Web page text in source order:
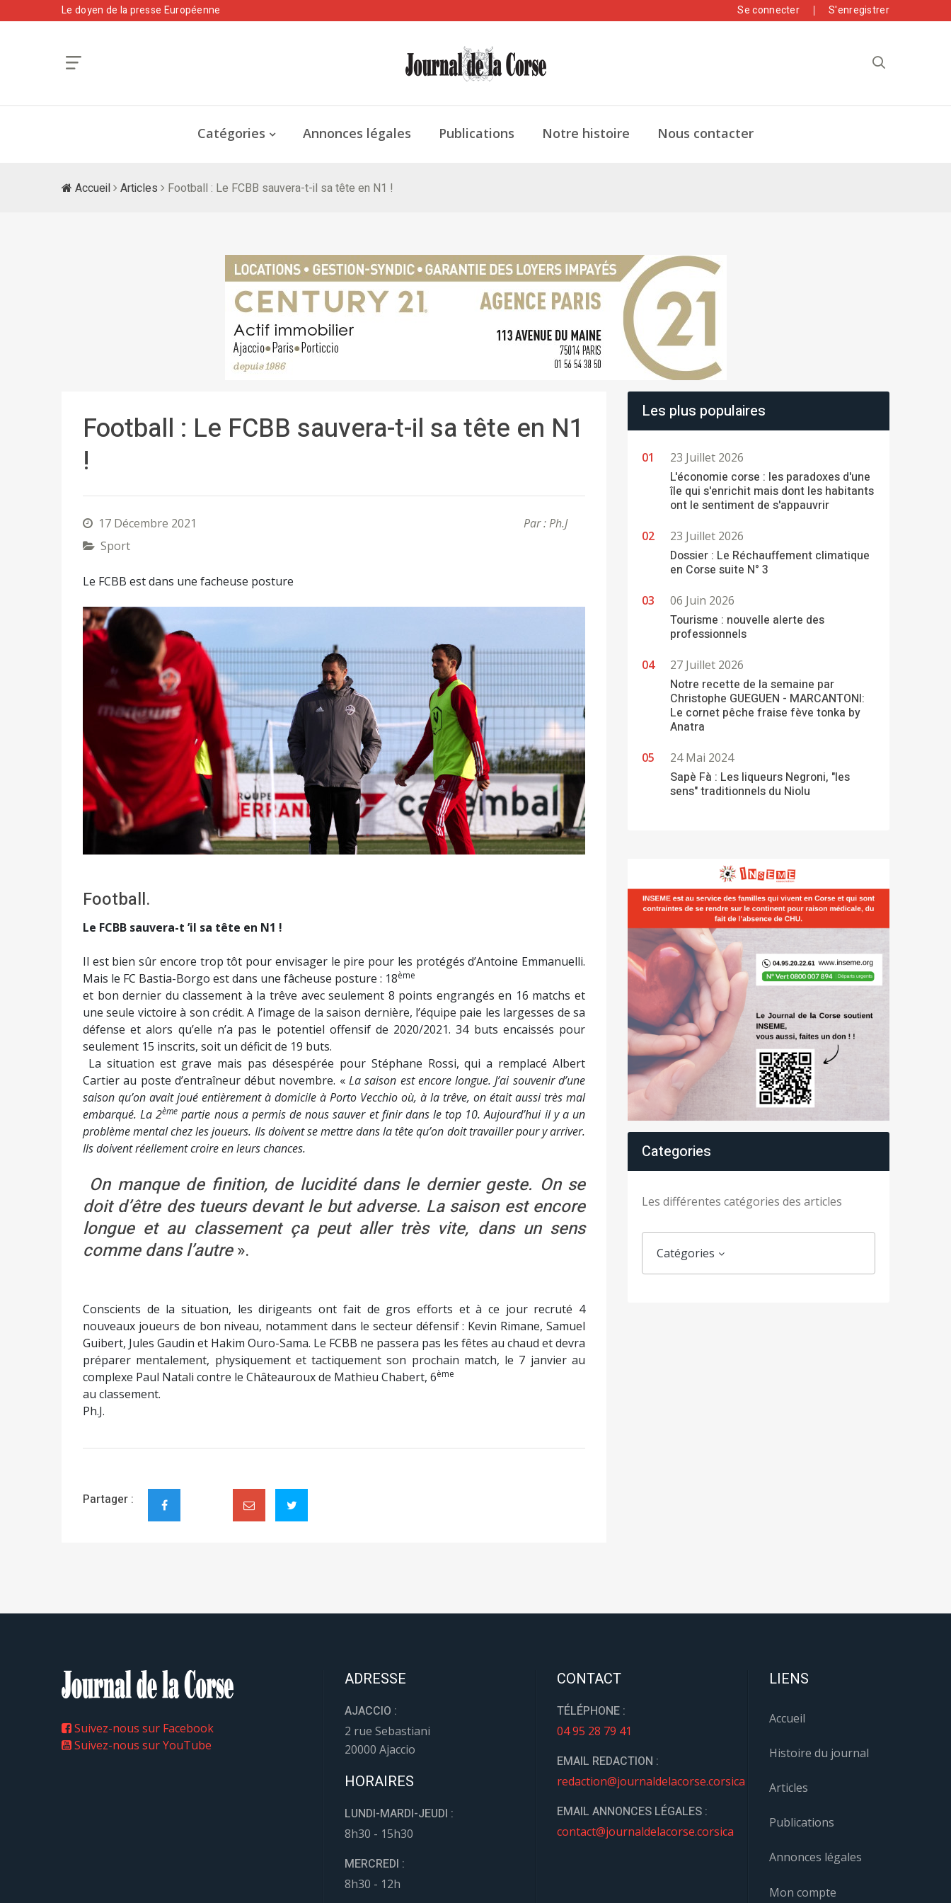
Le doyen de la presse Européenne Se connecter S'enregistrer
Catégories Annonces légales Publications Notre histoire Nous contacter
Accueil Articles Football : Le FCBB sauvera-t-il sa tête en N1 !
Football : Le FCBB sauvera-t-il sa tête en N1
!
17 Décembre 2021
Par : Ph.J
Sport
Le FCBB est dans une facheuse posture
Football.
Le FCBB sauvera-t ’il sa tête en N1 !
Il est bien sûr encore trop tôt pour envisager le pire pour les protégés d’Antoine Emmanuelli.
Mais le FC Bastia-Borgo est dans une fâcheuse posture : 18ème
et bon dernier du classement à la trêve avec seulement 8 points engrangés en 16 matchs et
une seule victoire à son crédit. A l’image de la saison dernière, l’équipe paie les largesses de sa
défense et alors qu’elle n’a pas le potentiel offensif de 2020/2021. 34 buts encaissés pour
seulement 15 inscrits, soit un déficit de 19 buts.
La situation est grave mais pas désespérée pour Stéphane Rossi, qui a remplacé Albert
Cartier au poste d’entraîneur début novembre. « La saison est encore longue. J’ai souvenir d’une
saison qu’on avait joué entièrement à domicile à Porto Vecchio où, à la trêve, on était aussi très mal
embarqué. La 2ème partie nous a permis de nous sauver et finir dans le top 10. Aujourd’hui il y a un
problème mental chez les joueurs. Ils doivent se mettre dans la tête qu’on doit travailler pour y arriver.
Ils doivent réellement croire en leurs chances.
On manque de finition, de lucidité dans le dernier geste. On se
doit d’être des tueurs devant le but adverse. La saison est encore
longue et au classement ça peut aller très vite, dans un sens
comme dans l’autre».
Conscients de la situation, les dirigeants ont fait de gros efforts et à ce jour recruté 4
nouveaux joueurs de bon niveau, notamment dans le secteur défensif : Kevin Rimane, Samuel
Guibert, Jules Gaudin et Hakim Ouro-Sama. Le FCBB ne passera pas les fêtes au chaud et devra
préparer mentalement, physiquement et tactiquement son prochain match, le 7 janvier au
complexe Paul Natali contre le Châteauroux de Mathieu Chabert, 6ème
au classement.
Ph.J.
Partager :
Les plus populaires
23 Juillet 2026
L'économie corse : les paradoxes d'une
île qui s'enrichit mais dont les habitants
ont le sentiment de s'appauvrir
23 Juillet 2026
Dossier : Le Réchauffement climatique
en Corse suite N° 3
06 Juin 2026
Tourisme : nouvelle alerte des
professionnels
27 Juillet 2026
Notre recette de la semaine par
Christophe GUEGUEN - MARCANTONI:
Le cornet pêche fraise fève tonka by
Anatra
24 Mai 2024
Sapè Fà : Les liqueurs Negroni, "les
sens" traditionnels du Niolu
Categories
Les différentes catégories des articles
Catégories
Suivez-nous sur Facebook
Suivez-nous sur YouTube
ADRESSE
AJACCIO :
2 rue Sebastiani
20000 Ajaccio
HORAIRES
LUNDI-MARDI-JEUDI :
8h30 - 15h30
MERCREDI :
8h30 - 12h
CONTACT
TÉLÉPHONE :
04 95 28 79 41
EMAIL REDACTION :
redaction@journaldelacorse.corsica
EMAIL ANNONCES LÉGALES :
contact@journaldelacorse.corsica
LIENS
Accueil
Histoire du journal
Articles
Publications
Annonces légales
Mon compte